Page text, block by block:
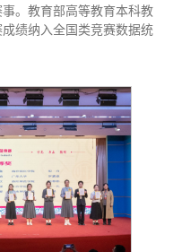
。教育部高等教育本科教
绩纳入全国类竞赛数据统